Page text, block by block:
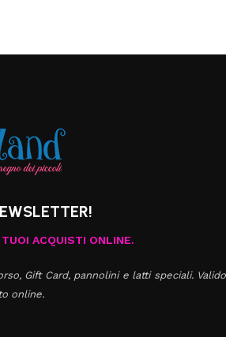
ACQUISTI ONLINE.
Gift Card, pannolini e latti speciali. Valido
online.